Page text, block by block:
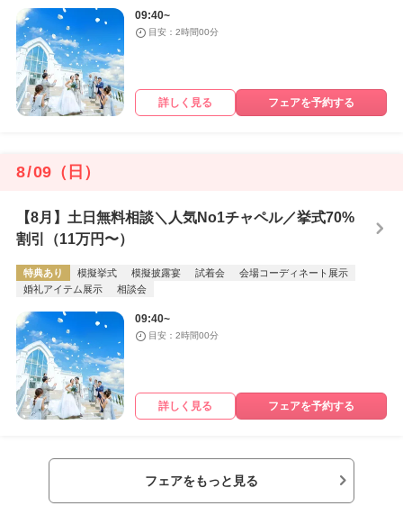
09:40~
目安：2時間00分
詳しく見る フェアを予約する
8/09 （日）
【8月】土日無料相談＼人気No1チャペル／挙式70%
割引（11万円〜）
特典あり 模擬挙式 模擬披露宴 試着会
会場コーディネート展示
婚礼アイテム展示
相談会
09:40~
目安：2時間00分
詳しく見る フェアを予約する
フェアをもっと見る